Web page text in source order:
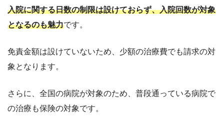
入院に関する日数の制限は設けておらず、入院回数が対象
となるのも魅力です。
免責金額は設けていないため、少額の治療費でも請求の対
象となります。
さらに、全国の病院が対象のため、普段通っている病院で
の治療も保険の対象です。